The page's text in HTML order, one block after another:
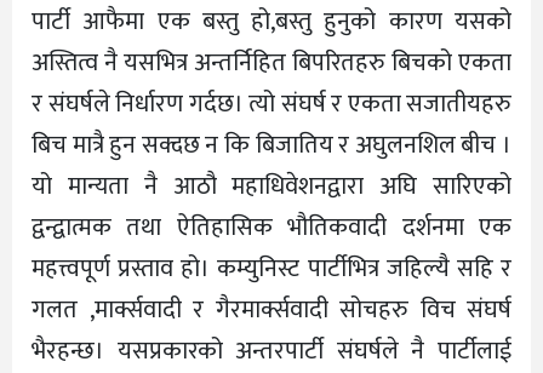
पार्टी आफैमा एक बस्तु हो,बस्तु हुनुको कारण यसको
अस्तित्व नै यसभित्र अन्तर्निहित बिपरितहरु बिचको एकता
र संघर्षले निर्धारण गर्दछ। त्यो संघर्ष र एकता सजातीयहरु
बिच मात्रै हुन सक्दछ न कि बिजातिय र अघुलनशिल बीच ।
यो मान्यता नै आठौ महाधिवेशनद्वारा अघि सारिएको
द्वन्द्वात्मक तथा ऐतिहासिक भौतिकवादी दर्शनमा एक
महत्त्वपूर्ण प्रस्ताव हो। कम्युनिस्ट पार्टीभित्र जहिल्यै सहि र
गलत ,मार्क्सवादी र गैरमार्क्सवादी सोचहरु विच संघर्ष
भैरहन्छ। यसप्रकारको अन्तरपार्टी संघर्षले नै पार्टीलाई